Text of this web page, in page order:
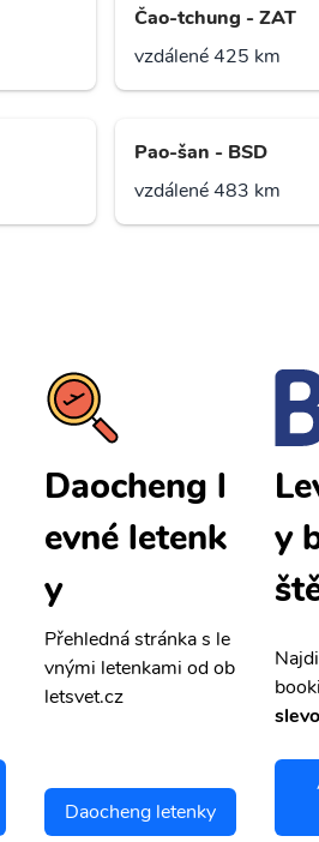
Čao-tchung - ZAT
vzdálené 425 km
Pao-šan - BSD
vzdálené 483 km
Daocheng l
evné letenk
y
Přehledná stránka s le
vnými letenkami od ob
letsvet.cz
Daocheng letenky
y